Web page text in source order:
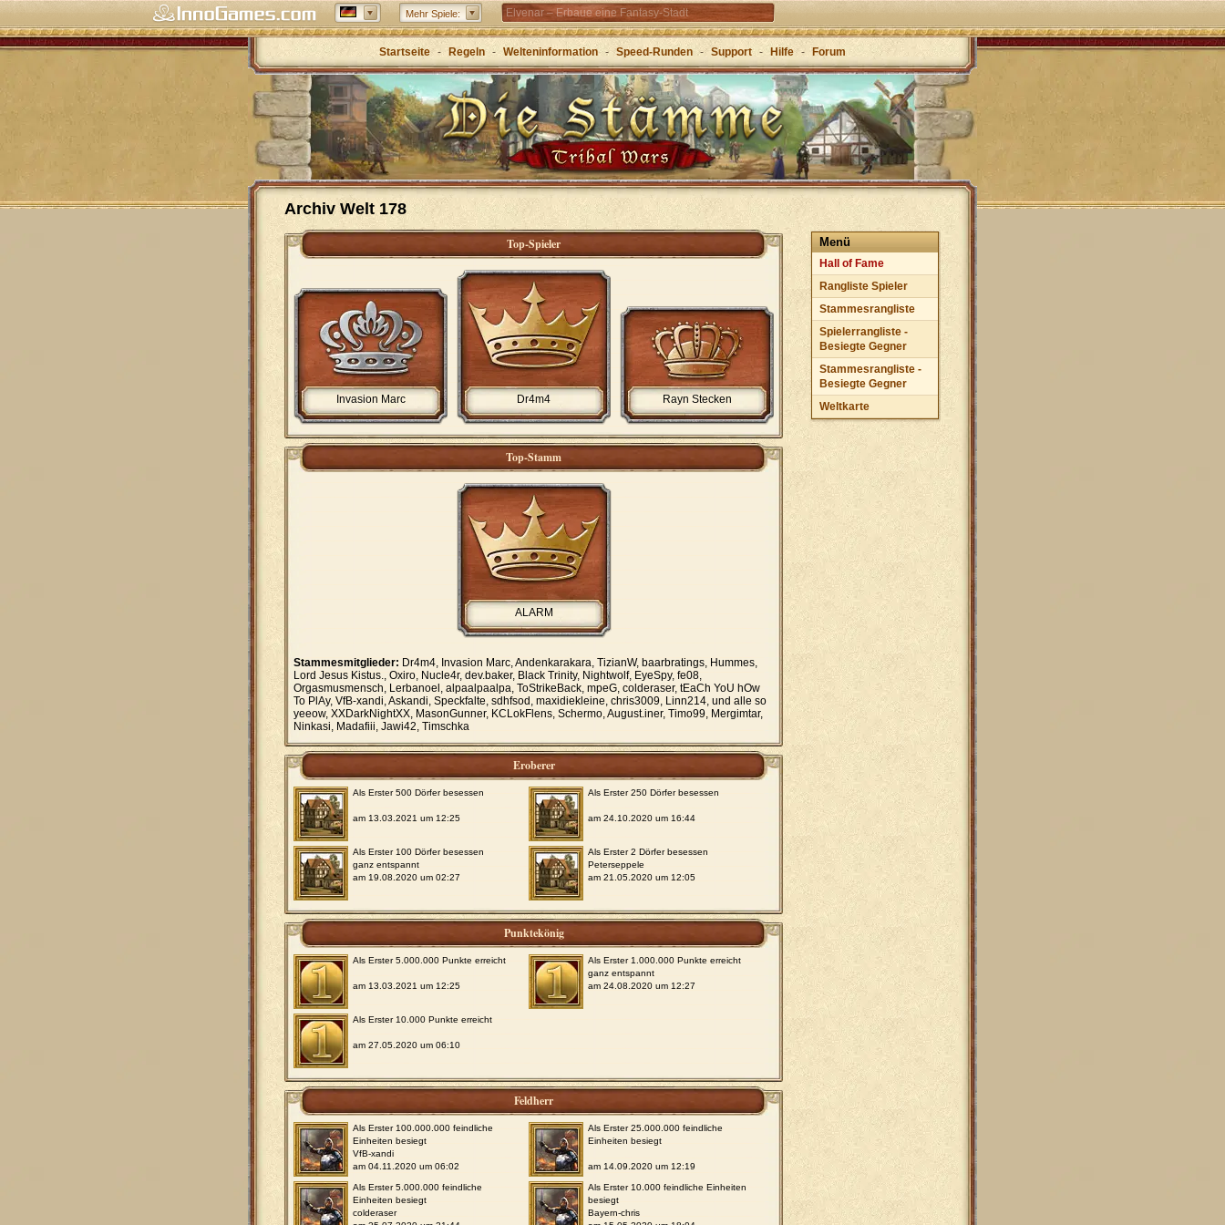
Mehr Spiele: Elvenar – Erbaue eine Fantasy-Stadt
Forge of Empires – Mit Strategie durch die Zeitalter
Grepolis – Erbaue dein Reich im antiken
Griechenland
Startseite - Regeln - Welteninformation - Speed-Runden - Support - Hilfe - Forum
Archiv Welt 178
Menü
Hall of Fame
Rangliste Spieler
Stammesrangliste
Spielerrangliste -
Besiegte Gegner
Stammesrangliste -
Besiegte Gegner
Weltkarte
Top-Spieler
Dr4m4
Invasion Marc Rayn Stecken
Top-Stamm
ALARM
Stammesmitglieder: Dr4m4, Invasion Marc, Andenkarakara, TizianW, baarbratings, Hummes,
Lord Jesus Kistus., Oxiro, Nucle4r, dev.baker, Black Trinity, Nightwolf, EyeSpy, fe08,
Orgasmusmensch, Lerbanoel, alpaalpaalpa, ToStrikeBack, mpeG, colderaser, tEaCh YoU hOw
To PlAy, VfB-xandi, Askandi, Speckfalte, sdhfsod, maxidiekleine, chris3009, Linn214, und alle so
yeeow, XXDarkNightXX, MasonGunner, KCLokFlens, Schermo, August.iner, Timo99, Mergimtar,
Ninkasi, Madafiii, Jawi42, Timschka
Eroberer
Als Erster 500 Dörfer besessen
am 13.03.2021 um 12:25
Als Erster 250 Dörfer besessen
am 24.10.2020 um 16:44
Als Erster 100 Dörfer besessen
ganz entspannt
am 19.08.2020 um 02:27
Als Erster 2 Dörfer besessen
Peterseppele
am 21.05.2020 um 12:05
Punktekönig
Als Erster 5.000.000 Punkte erreicht
am 13.03.2021 um 12:25
Als Erster 1.000.000 Punkte erreicht
ganz entspannt
am 24.08.2020 um 12:27
Als Erster 10.000 Punkte erreicht
am 27.05.2020 um 06:10
Feldherr
Als Erster 100.000.000 feindliche
Einheiten besiegt
VfB-xandi
am 04.11.2020 um 06:02
Als Erster 25.000.000 feindliche
Einheiten besiegt
am 14.09.2020 um 12:19
Als Erster 5.000.000 feindliche
Einheiten besiegt
colderaser
Als Erster 10.000 feindliche Einheiten
besiegt
Bayern-chris